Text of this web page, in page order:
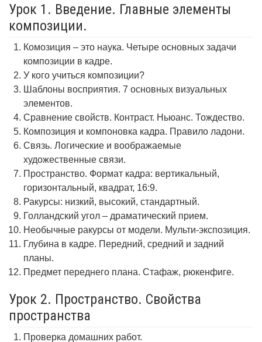
Урок 1. Введение. Главные элементы
композиции.
Комозиция – это наука. Четыре основных задачи
композиции в кадре.
У кого учиться композиции?
Шаблоны восприятия. 7 основных визуальных
элементов.
Сравнение свойств. Контраст. Ньюанс. Тождество.
Композиция и компоновка кадра. Правило ладони.
Связь. Логические и воображаемые
художественные связи.
Пространство. Формат кадра: вертикальный,
горизонтальный, квадрат, 16:9.
Ракурсы: низкий, высокий, стандартный.
Голландский угол – драматический прием.
Необычные ракурсы от модели. Мульти-экспозиция.
Глубина в кадре. Передний, средний и задний
планы.
Предмет переднего плана. Стафаж, рюкенфиге.
Урок 2. Пространство. Свойства
пространства
Проверка домашних работ.